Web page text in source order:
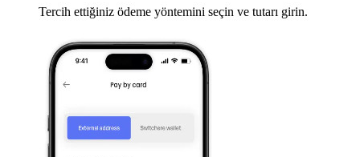
Tercih ettiğiniz ödeme yöntemini seçin ve tutarı girin.